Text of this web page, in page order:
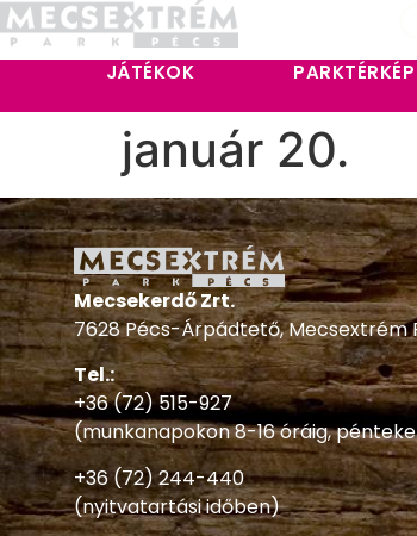
JÁTÉKOK PARKTÉRKÉP
január 20.
Mecsekerdő Zrt.
7628 Pécs-Árpádtető, Mecsextrém
Tel.:
+36 (72) 515-927
(munkanapokon 8-16 óráig,
+36 (72) 244-440
(nyitvatartási időben)